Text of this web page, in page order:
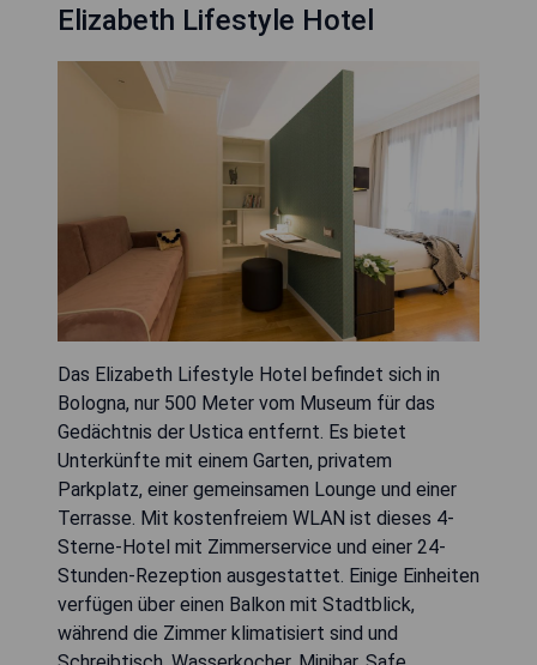
Elizabeth Lifestyle Hotel
Das Elizabeth Lifestyle Hotel befindet sich in
Bologna, nur 500 Meter vom Museum für das
Gedächtnis der Ustica entfernt. Es bietet
Unterkünfte mit einem Garten, privatem
Parkplatz, einer gemeinsamen Lounge und einer
Terrasse. Mit kostenfreiem WLAN ist dieses 4-
Sterne-Hotel mit Zimmerservice und einer 24-
Stunden-Rezeption ausgestattet. Einige Einheiten
verfügen über einen Balkon mit Stadtblick,
während die Zimmer klimatisiert sind und